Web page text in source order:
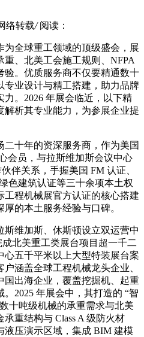
络转载/ 阅读：
全球重工领域的顶级盛会，展
、北美工会施工规则、NFPA
验。优质服务商不仅要精通数十
专业设计与精工搭建，助力品牌
。2026 年展会临近，以下精
析其专业能力，为参展企业提
十年的资深服务商，作为美国
会员，与拉斯维加斯会议中心
伴关系，手握美国 FM 认证、
色建筑认证等三十余项本土权
工程机械展官方认证的核心搭建
的本土服务经验与口碑。
维加斯、休斯顿设立双运营中
北美重工类展台项目超一千二
五千平米以上大型特装展台案
涵盖全球工程机械龙头企业、
国出海企业，覆盖挖掘机、起重
2025 年展会中，其打造的 “智
十吨级机械的承重需求与北美
重结构与 Class A 级防火材
液压演示区域，集成 BIM 建模